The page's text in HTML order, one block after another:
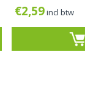
€2,59incl btw